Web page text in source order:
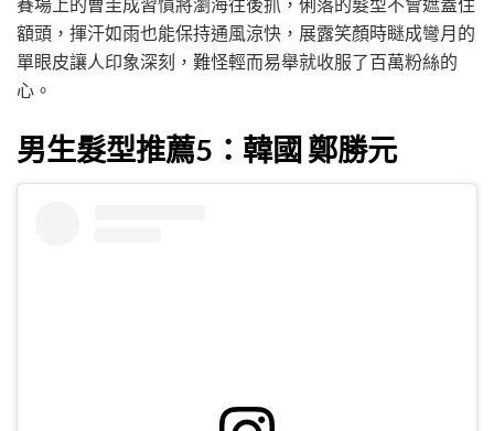
額頭，揮汗如雨也能保持通風涼快，展露笑顏時瞇成彎月的
單眼皮讓人印象深刻，難怪輕而易舉就收服了百萬粉絲的
心。
男生髮型推薦5：韓國 鄭勝元